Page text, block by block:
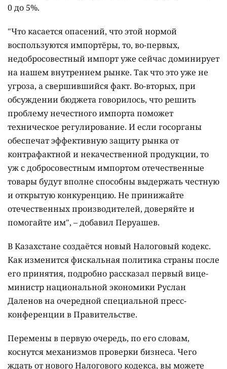
0 до 5%.
"Что касается опасений, что этой нормой
воспользуются импортёры, то, во-первых,
недобросовестный импорт уже сейчас доминирует
на нашем внутреннем рынке. Так что это уже не
угроза, а свершившийся факт. Во-вторых, при
обсуждении бюджета говорилось, что решить
проблему нечестного импорта поможет
техническое регулирование. И если госорганы
обеспечат эффективную защиту рынка от
контрафактной и некачественной продукции, то
уж с добросовестным импортом отечественные
товары будут вполне способны выдержать честную
и открытую конкуренцию. Не принижайте
отечественных производителей, доверяйте и
помогайте им", – добавил Перуашев.
В Казахстане создаётся новый Налоговый кодекс.
Как изменится фискальная политика страны после
его принятия, подробно рассказал первый вице-
министр национальной экономики Руслан
Даленов на очередной специальной пресс-
конференции в Правительстве.
Перемены в первую очередь, по его словам,
коснутся механизмов проверки бизнеса. Чего
ждать от нового Налогового кодекса, вы можете